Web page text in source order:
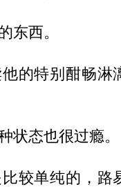
东西。
的特别酣畅淋
状态也很过瘾。
较单纯的，路